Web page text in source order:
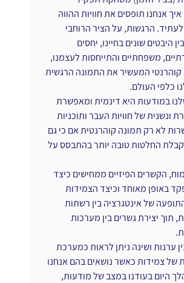
אנחנו תופסים את חוויות ההווה
לעתיד. הרגשות, על הציר הרוחבי
היבטים שונים בחיינו, יחסים
משפחתיים והתייחסות לעצמנו,
קוהרנטי המעשיר את התמונה הרגשית
כלפי העולם.
במודעות היא דינמית ומאפשרת
ונשנית של חוויות העבר ותוכניות
לא רק תמונה קוהרנטית אם כי גם
החלטות טובה יותר בהתבסס על
הקשרים הפיזיים ממחישים כיצד
באופן מאוחד וכיצד הצמידות
של אינטגרציה בין רשתות
תוך יצירת גשרים בין מערכות
ערנות ושינה ניתן לראות כמערכת
של צמידות כאשר נושאים בהם אנחנו
היום בעודנו במצב של מודעות,